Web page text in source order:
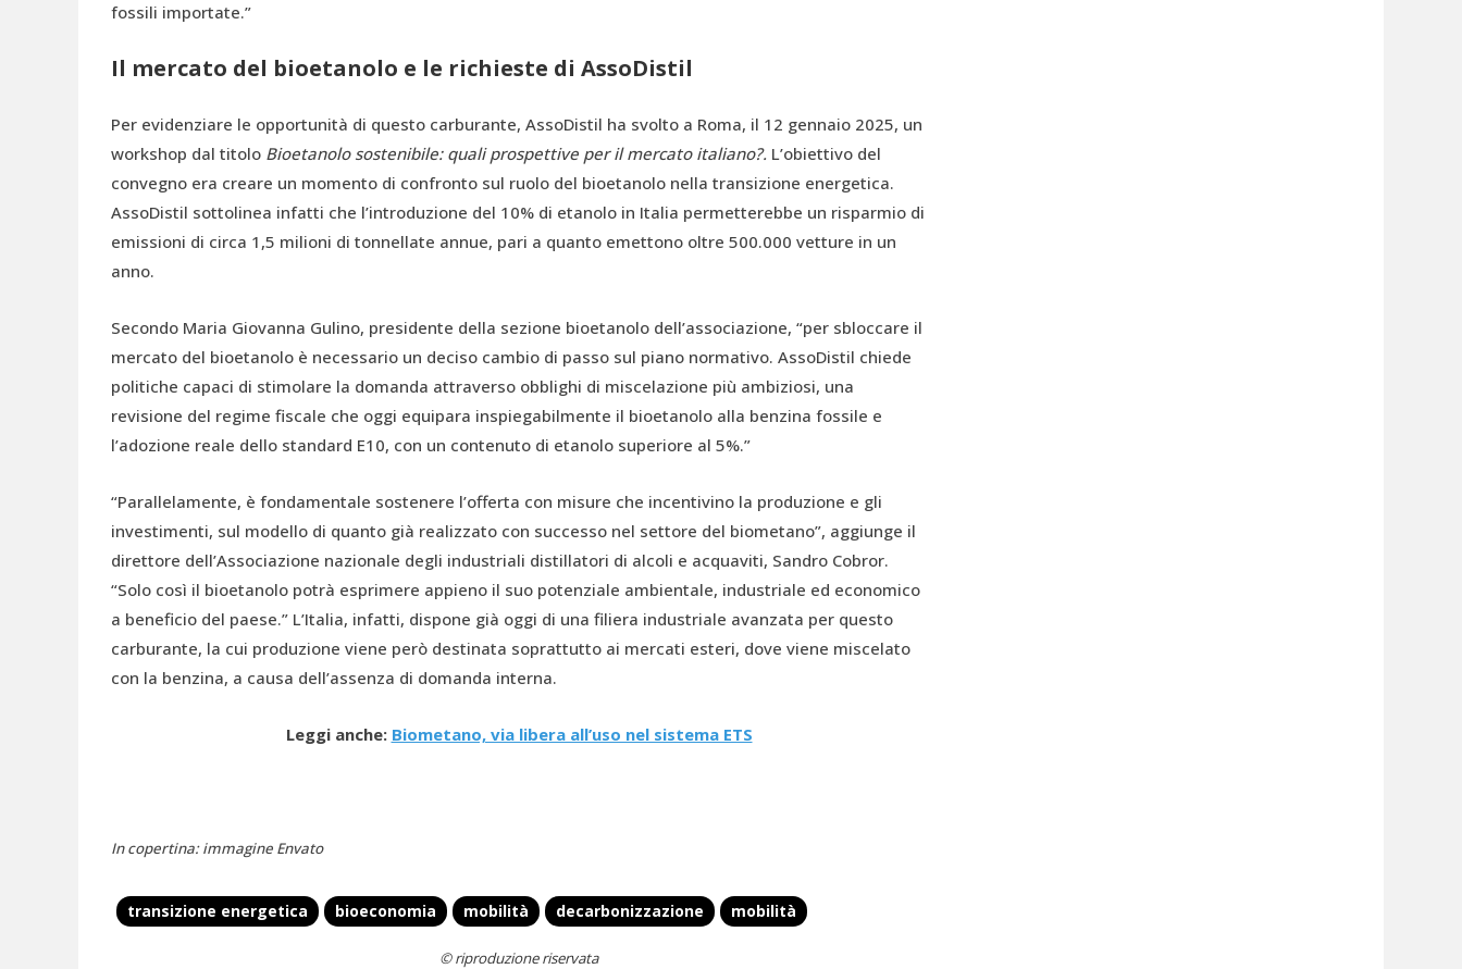
fossili importate.”
Il mercato del bioetanolo e le richieste di AssoDistil
Per evidenziare le opportunità di questo carburante, AssoDistil ha svolto a Roma, il 12 gennaio 2025, un
workshop dal titolo Bioetanolo sostenibile: quali prospettive per il mercato italiano?. L’obiettivo del
convegno era creare un momento di confronto sul ruolo del bioetanolo nella transizione energetica.
AssoDistil sottolinea infatti che l’introduzione del 10% di etanolo in Italia permetterebbe un risparmio di
emissioni di circa 1,5 milioni di tonnellate annue, pari a quanto emettono oltre 500.000 vetture in un
anno.
Secondo Maria Giovanna Gulino, presidente della sezione bioetanolo dell’associazione, “per sbloccare il
mercato del bioetanolo è necessario un deciso cambio di passo sul piano normativo. AssoDistil chiede
politiche capaci di stimolare la domanda attraverso obblighi di miscelazione più ambiziosi, una
revisione del regime fiscale che oggi equipara inspiegabilmente il bioetanolo alla benzina fossile e
l’adozione reale dello standard E10, con un contenuto di etanolo superiore al 5%.”
“Parallelamente, è fondamentale sostenere l’offerta con misure che incentivino la produzione e gli
investimenti, sul modello di quanto già realizzato con successo nel settore del biometano”, aggiunge il
direttore dell’Associazione nazionale degli industriali distillatori di alcoli e acquaviti, Sandro Cobror.
“Solo così il bioetanolo potrà esprimere appieno il suo potenziale ambientale, industriale ed economico
a beneficio del paese.” L’Italia, infatti, dispone già oggi di una filiera industriale avanzata per questo
carburante, la cui produzione viene però destinata soprattutto ai mercati esteri, dove viene miscelato
con la benzina, a causa dell’assenza di domanda interna.
Leggi anche: Biometano, via libera all’uso nel sistema ETS
In copertina: immagine Envato
transizione energetica bioeconomia mobilità decarbonizzazione mobilità
© riproduzione riservata